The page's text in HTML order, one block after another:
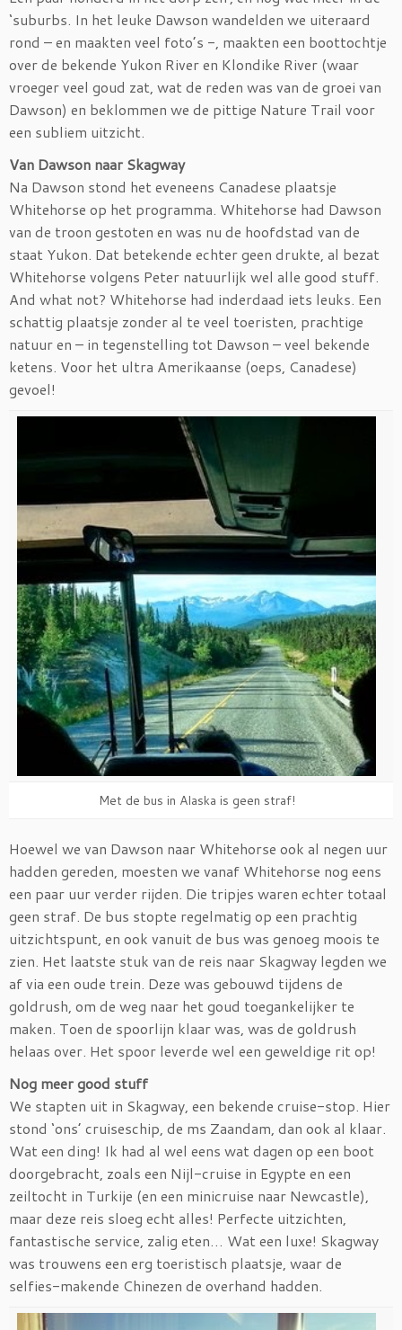
‘suburbs. In het leuke Dawson wandelden we uiteraard
rond – en maakten veel foto’s -, maakten een boottochtje
over de bekende Yukon River en Klondike River (waar
vroeger veel goud zat, wat de reden was van de groei van
Dawson) en beklommen we de pittige Nature Trail voor
een subliem uitzicht.
Van Dawson naar Skagway
Na Dawson stond het eveneens Canadese plaatsje
Whitehorse op het programma. Whitehorse had Dawson
van de troon gestoten en was nu de hoofdstad van de
staat Yukon. Dat betekende echter geen drukte, al bezat
Whitehorse volgens Peter natuurlijk wel alle good stuff.
And what not? Whitehorse had inderdaad iets leuks. Een
schattig plaatsje zonder al te veel toeristen, prachtige
natuur en – in tegenstelling tot Dawson – veel bekende
ketens. Voor het ultra Amerikaanse (oeps, Canadese)
gevoel!
Met de bus in Alaska is geen straf!
Hoewel we van Dawson naar Whitehorse ook al negen uur
hadden gereden, moesten we vanaf Whitehorse nog eens
een paar uur verder rijden. Die tripjes waren echter totaal
geen straf. De bus stopte regelmatig op een prachtig
uitzichtspunt, en ook vanuit de bus was genoeg moois te
zien. Het laatste stuk van de reis naar Skagway legden we
af via een oude trein. Deze was gebouwd tijdens de
goldrush, om de weg naar het goud toegankelijker te
maken. Toen de spoorlijn klaar was, was de goldrush
helaas over. Het spoor leverde wel een geweldige rit op!
Nog meer good stuff
We stapten uit in Skagway, een bekende cruise-stop. Hier
stond ‘ons’ cruiseschip, de ms Zaandam, dan ook al klaar.
Wat een ding! Ik had al wel eens wat dagen op een boot
doorgebracht, zoals een Nijl-cruise in Egypte en een
zeiltocht in Turkije (en een minicruise naar Newcastle),
maar deze reis sloeg echt alles! Perfecte uitzichten,
fantastische service, zalig eten… Wat een luxe! Skagway
was trouwens een erg toeristisch plaatsje, waar de
selfies-makende Chinezen de overhand hadden.